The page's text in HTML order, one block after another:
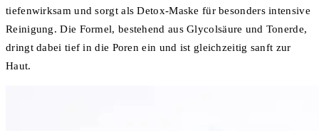
tiefenwirksam und sorgt als Detox-Maske für besonders intensive
Reinigung. Die Formel, bestehend aus Glycolsäure und Tonerde,
dringt dabei tief in die Poren ein und ist gleichzeitig sanft zur
Haut.